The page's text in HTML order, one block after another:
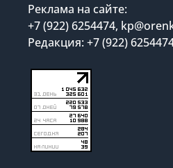
Реклама на сайте:
+7 (922) 6254474,
Редакция: +7 (922)